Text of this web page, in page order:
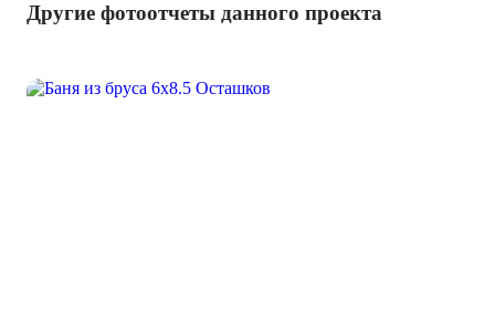
Другие фотоотчеты данного проекта